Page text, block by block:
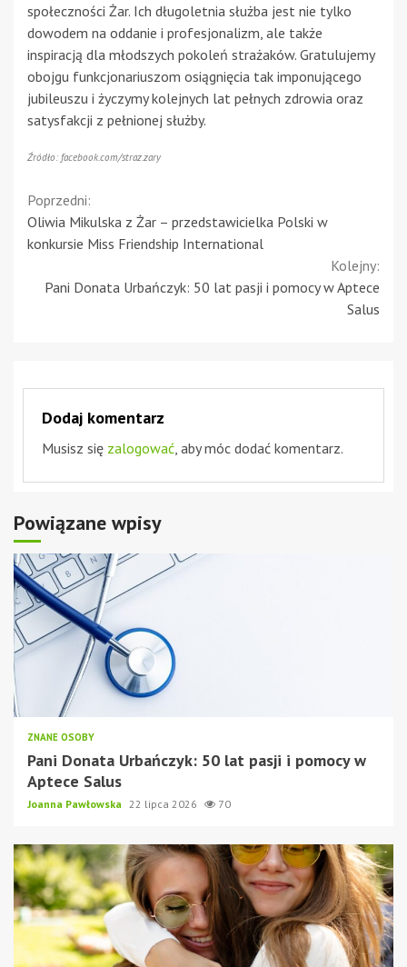
społeczności Żar. Ich długoletnia służba jest nie tylko
dowodem na oddanie i profesjonalizm, ale także
inspiracją dla młodszych pokoleń strażaków. Gratulujemy
obojgu funkcjonariuszom osiągnięcia tak imponującego
jubileuszu i życzymy kolejnych lat pełnych zdrowia oraz
satysfakcji z pełnionej służby.
Źródło: facebook.com/straz.zary
Continue
Reading
Poprzedni:
Oliwia Mikulska z Żar – przedstawicielka Polski w
konkursie Miss Friendship International
Kolejny:
Pani Donata Urbańczyk: 50 lat pasji i pomocy w Aptece
Salus
Dodaj komentarz
Musisz się zalogować , aby móc dodać komentarz.
Powiązane wpisy
ZNANE OSOBY
Pani Donata Urbańczyk: 50 lat pasji i pomocy w
Aptece Salus
Joanna Pawłowska 22 lipca 2026 70